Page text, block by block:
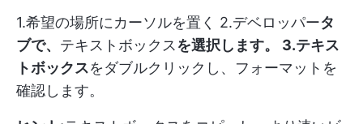
1.希望の場所にカーソルを置く 2.デベロッパータ
ブで、 テキストボックスを選択します。 3.テキス
トボックスをダブルクリックし、フォーマットを
確認します。